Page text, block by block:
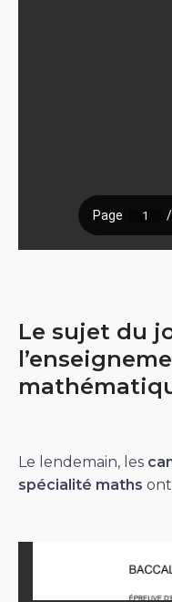
Le sujet du
Le lendemain, les
spécialité maths